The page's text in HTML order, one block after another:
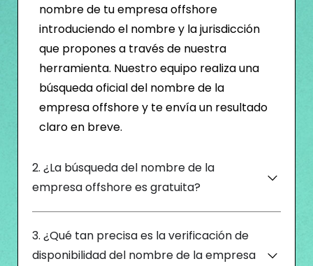
nombre de tu empresa offshore
introduciendo el nombre y la jurisdicción
que propones a través de nuestra
herramienta. Nuestro equipo realiza una
búsqueda oficial del nombre de la
empresa offshore y te envía un resultado
claro en breve.
2. ¿La búsqueda del nombre de la
empresa offshore es gratuita?
3. ¿Qué tan precisa es la verificación de
disponibilidad del nombre de la empresa